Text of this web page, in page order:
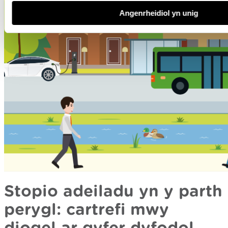
Angenrheidiol yn unig
Stopio adeiladu yn y parth
perygl: cartrefi mwy